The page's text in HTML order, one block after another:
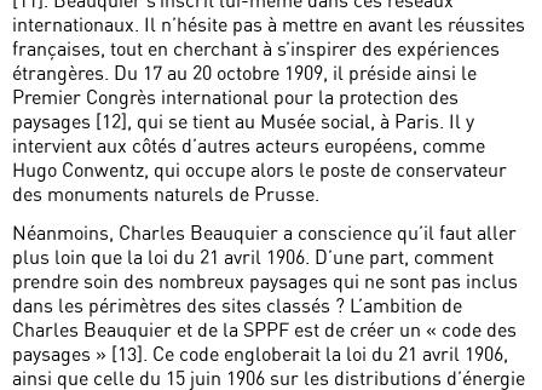
internationaux. Il n’hésite pas à mettre en avant les réussites
françaises, tout en cherchant à s’inspirer des expériences
étrangères. Du 17 au 20 octobre 1909, il préside ainsi le
Premier Congrès international pour la protection des
paysages [12], qui se tient au Musée social, à Paris. Il y
intervient aux côtés d’autres acteurs européens, comme
Hugo Conwentz, qui occupe alors le poste de conservateur
des monuments naturels de Prusse.
Néanmoins, Charles Beauquier a conscience qu’il faut aller
plus loin que la loi du 21 avril 1906. D’une part, comment
prendre soin des nombreux paysages qui ne sont pas inclus
dans les périmètres des sites classés ? L’ambition de
Charles Beauquier et de la SPPF est de créer un « code des
paysages » [13]. Ce code engloberait la loi du 21 avril 1906,
ainsi que celle du 15 juin 1906 sur les distributions d’énergie